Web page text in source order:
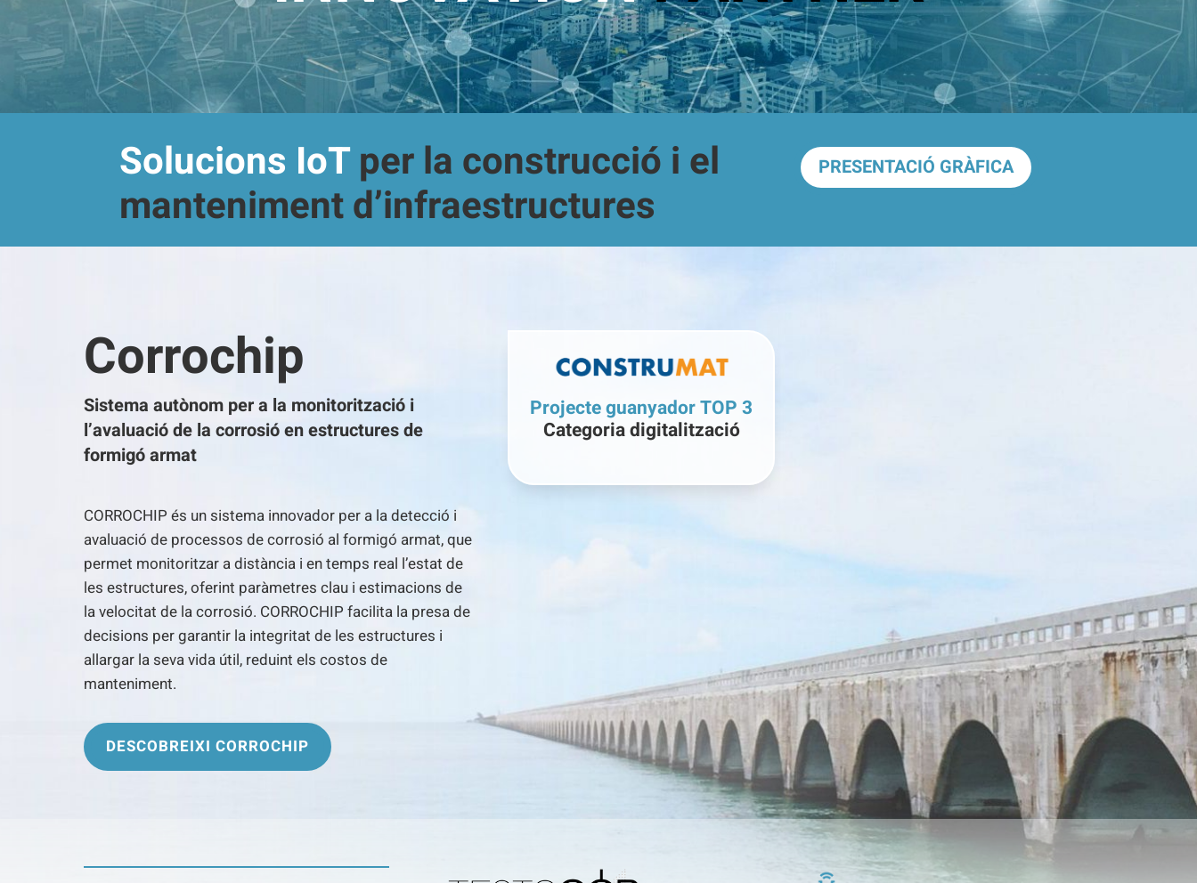
Solucions IoTper la construcció i el
manteniment d’infraestructures
PRESENTACIÓ GRÀFICA
Corrochip
Sistema autònom per a la monitorització i
l’avaluació de la corrosió en estructures de
formigó armat
CORROCHIP és un sistema innovador per a la detecció i
avaluació de processos de corrosió al formigó armat, que
permet monitoritzar a distància i en temps real l’estat de
les estructures, oferint paràmetres clau i estimacions de
la velocitat de la corrosió. CORROCHIP facilita la presa de
decisions per garantir la integritat de les estructures i
allargar la seva vida útil, reduint els costos de
manteniment.
DESCOBREIXI CORROCHIP
Projecte guanyador TOP 3
Categoria digitalització